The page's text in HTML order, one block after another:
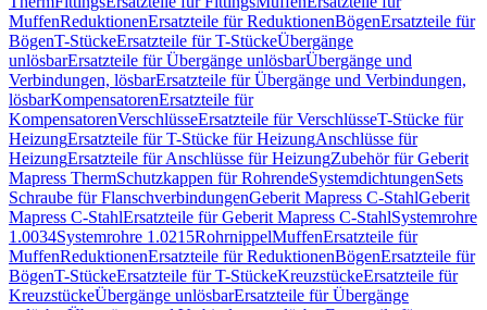
MuffenReduktionenErsatzteile für ReduktionenBögenErsatzteile für
BögenT-StückeErsatzteile für T-StückeÜbergänge
unlösbarErsatzteile für Übergänge unlösbarÜbergänge und
Verbindungen, lösbarErsatzteile für Übergänge und Verbindungen,
lösbarKompensatorenErsatzteile für
KompensatorenVerschlüsseErsatzteile für VerschlüsseT-Stücke für
HeizungErsatzteile für T-Stücke für HeizungAnschlüsse für
HeizungErsatzteile für Anschlüsse für HeizungZubehör für Geberit
Mapress ThermSchutzkappen für RohrendeSystemdichtungenSets
Schraube für FlanschverbindungenGeberit Mapress C-StahlGeberit
Mapress C-StahlErsatzteile für Geberit Mapress C-StahlSystemrohre
1.0034Systemrohre 1.0215RohrnippelMuffenErsatzteile für
MuffenReduktionenErsatzteile für ReduktionenBögenErsatzteile für
BögenT-StückeErsatzteile für T-StückeKreuzstückeErsatzteile für
KreuzstückeÜbergänge unlösbarErsatzteile für Übergänge